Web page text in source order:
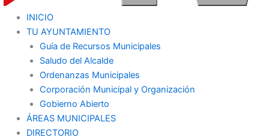
INICIO
TU AYUNTAMIENTO
Guía de Recursos Municipales
Saludo del Alcalde
Ordenanzas Municipales
Corporación Municipal y Organización
Gobierno Abierto
ÁREAS MUNICIPALES
DIRECTORIO